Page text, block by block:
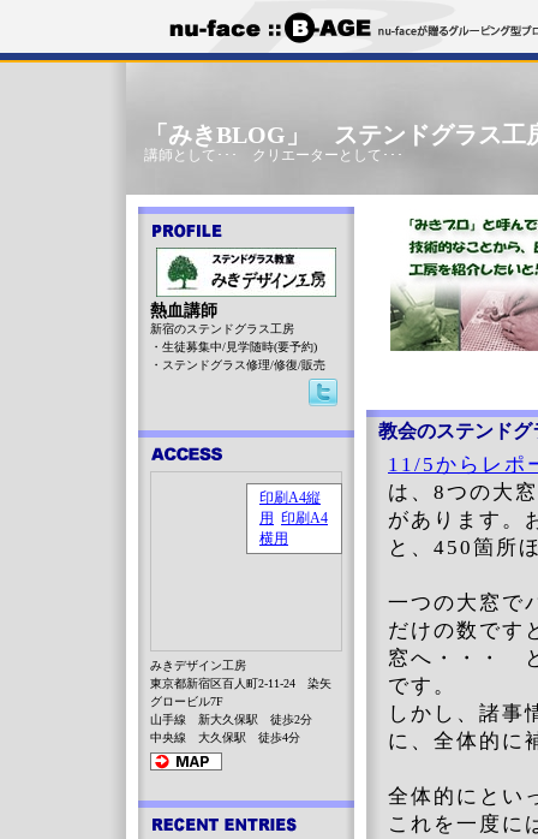
「みきBLOG」 ステンドグラス工
講師として･･･ クリエーターとして･･･
教会のステンド
11/5からレポ
は、8つの大
があります。
と、450箇所
一つの大窓で
だけの数です
窓へ・・・
です。
しかし、諸
に、全体的に
全体的にとい
これを一度に
熱血講師
新宿のステンドグラス工房
・生徒募集中/見学随時(要予約)
・ステンドグラス修理/修復/販売
みきデザイン工房
東京都新宿区百人町2-11-24 染矢
グロービル7F
山手線 新大久保駅 徒歩2分
中央線 大久保駅 徒歩4分